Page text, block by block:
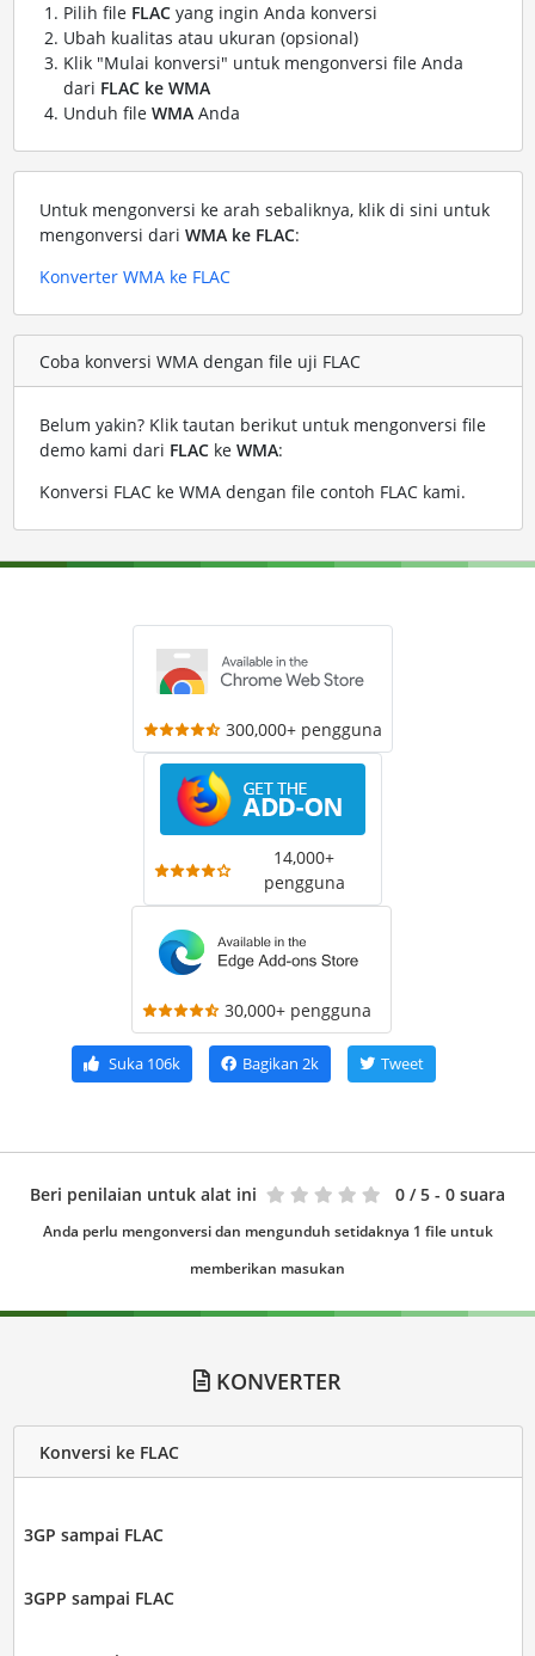
Pilih file FLACyang ingin Anda konversi
Ubah kualitas atau ukuran (opsional)
Klik "Mulai konversi" untuk mengonversi file Anda
dari FLAC ke WMA
Unduh file WMAAnda
Untuk mengonversi ke arah sebaliknya, klik di sini untuk
mengonversi dari WMA ke FLAC:
Konverter WMA ke FLAC
Coba konversi WMA dengan file uji FLAC
Belum yakin? Klik tautan berikut untuk mengonversi file
demo kami dari FLACke WMA:
Konversi FLAC ke WMA dengan file contoh FLAC kami.
300,000+ pengguna
14,000+
pengguna
30,000+ pengguna
Suka106k Bagikan 2k Tweet
Beri penilaian untuk alat ini 0 / 5 - 0 suara
Anda perlu mengonversi dan mengunduh setidaknya 1 file untuk
memberikan masukan
KONVERTER
Konversi ke FLAC
3GP sampai FLAC
3GPP sampai FLAC